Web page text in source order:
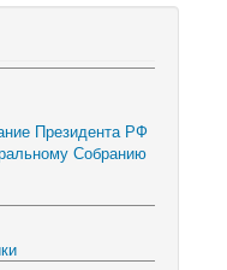
Президента РФ
Собранию